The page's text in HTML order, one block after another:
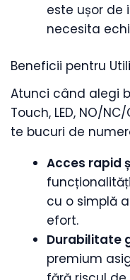
este ușor de
necesita
Beneficii pentru
Atunci când alegi
Touch, LED, NO/
te bucuri de
Acces rapid
cu o simplă
efort.
Durabilitate
premium